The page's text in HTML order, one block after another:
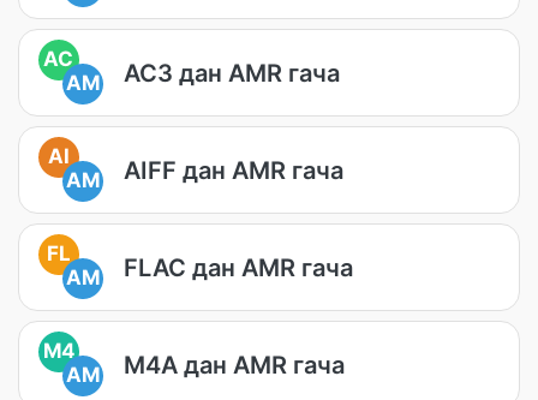
AC
AM
AC3 дан AMR гача
AI
AM
AIFF дан AMR гача
FL
AM
FLAC дан AMR гача
M4
AM
M4A дан AMR гача